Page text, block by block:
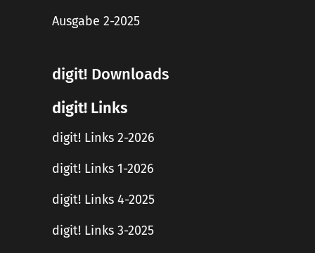
Ausgabe 2-2025
digit! Downloads
digit! Links
digit! Links 2-2026
digit! Links 1-2026
digit! Links 4-2025
digit! Links 3-2025